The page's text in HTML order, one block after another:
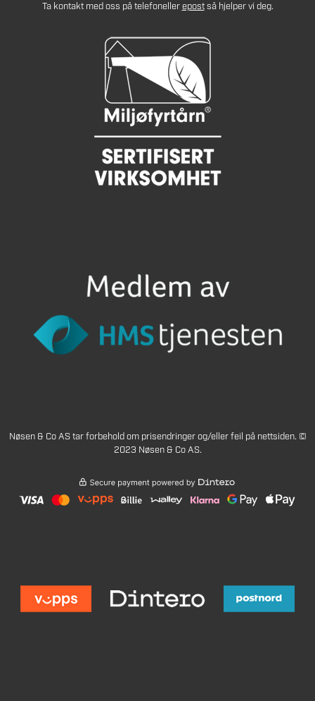
Ta kontakt med oss på telefonellerepostså hjelper vi deg.
Nøsen & Co AS tar forbehold om prisendringer og/eller feil på nettsiden. ©
2023 Nøsen & Co AS.